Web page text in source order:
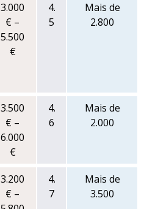
3.000
€ –
5.500
€
4.
5
Mais de
2.800
3.500
€ –
6.000
€
4.
6
Mais de
2.000
3.200
€ –
4.
7
Mais de
3.500